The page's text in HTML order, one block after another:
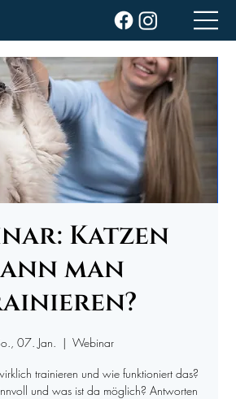
Katzen
man
07. Jan.
  |
Webinar
trainieren und wie funktioniert das?
und was ist da möglich? Antworten